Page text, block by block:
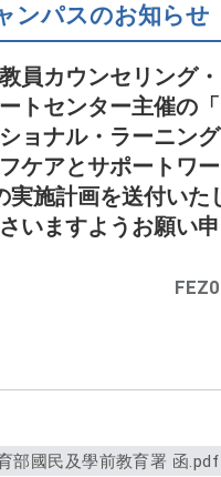
ンパスのお知らせ
員カウンセリング
トセンター主催の
ョナル・ラーニン
ケアとサポートワー
実施計画を送付いた
いますようお願い申
部國民及學前教育署 函.pdf